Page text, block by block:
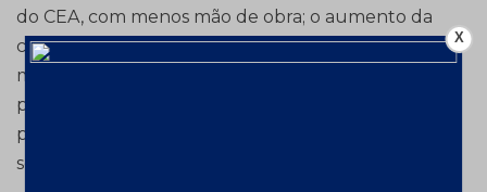
do CEA, com menos mão de obra; o aumento da
capacidade produtiva dos viveiros, indo de 4 mil
mudas para 14 mil mudas por ano; uma maior
praticidade no transporte de mudas para plantio; a
padronização dos lotes; e a redução dos resíduos
sólidos dos viveiros.
X